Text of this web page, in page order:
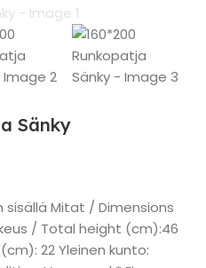
Sänky
Mitat / Dimensions
/ Total height (cm):46
22 Yleinen kunto: